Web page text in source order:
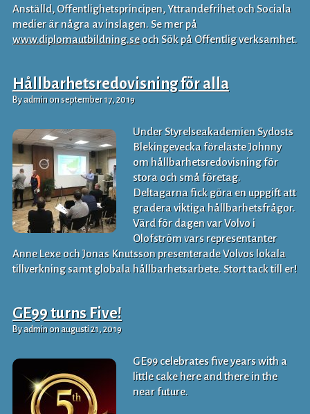
Anställd, Offentlighetsprincipen, Yttrandefrihet och Sociala
medier är några av inslagen. Se mer på
www.diplomautbildning.seoch Sök på Offentlig verksamhet.
Hållbarhetsredovisning för alla
By admin on september 17, 2019
Under Styrelseakademien Sydosts
Blekingevecka föreläste Johnny
om hållbarhetsredovisning för
stora och små företag.
Deltagarna fick göra en uppgift att
gradera viktiga hållbarhetsfrågor.
Värd för dagen var Volvo i
Olofström vars representanter
Anne Lexe och Jonas Knutsson presenterade Volvos lokala
tillverkning samt globala hållbarhetsarbete. Stort tack till er!
GE99 turns Five!
By admin on augusti 21, 2019
GE99 celebrates five years with a
little cake here and there in the
near future.